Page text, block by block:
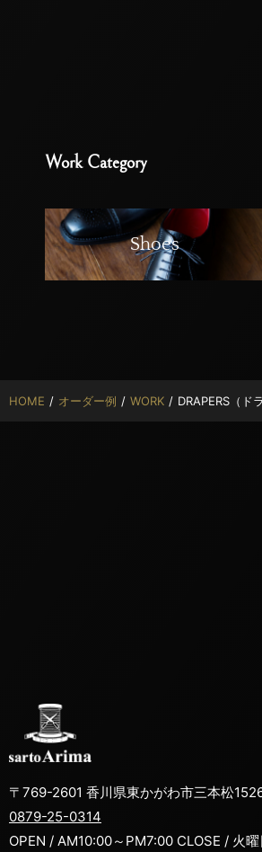
Work Category
Shoes
HOME / オーダー例 / WORK / DRAPERS（ド
〒769-2601 香川県東かがわ市三本松
0879-25-0314
OPEN / AM10:00～PM7:00 CLOSE / 火曜